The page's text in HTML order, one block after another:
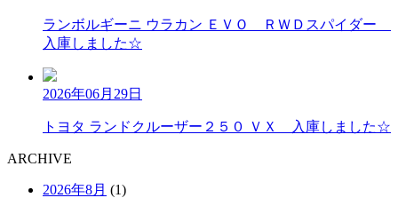
ランボルギーニ ウラカン ＥＶＯ ＲＷＤスパイダー
入庫しました☆
2026年06月29日
トヨタ ランドクルーザー２５０ ＶＸ 入庫しました☆
ARCHIVE
2026年8月 (1)